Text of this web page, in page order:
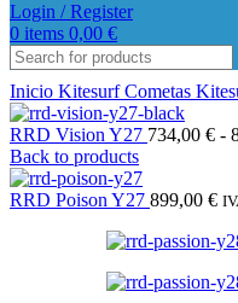
Login / Register
0 items 0,00 €
Inicio KitesurfCometas
RRD Vision Y27 734,00 € -
Back to products
RRD Poison Y27 899,00 €